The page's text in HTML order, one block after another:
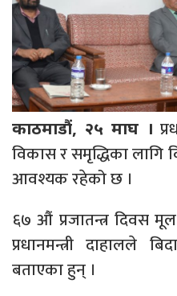
काठमाडौं, २५ माघ ।
विकास र समृद्धिका लागि
आवश्यक रहेको छ ।
६७ औं प्रजातन्त्र दिवस
प्रधानमन्त्री दाहालले
बताएका हुन् ।